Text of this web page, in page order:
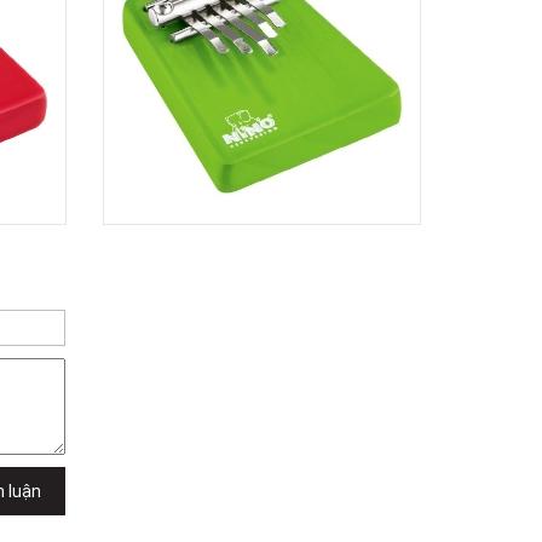
Gian hàng G9-10 TTTM Discovery
Complex, số 302 Cầu Giấy, Phường
Cầu Giấy, Hà Nội , Cầu Giấy , Hà Nội
Việt Thương Music - 289 Vành Đai
Trong
289 Vành Đai Trong, Phường An Lạc,
TPHCM, Quận Bình Tân, Hồ Chí Minh
Việt Thương Music - 94 Láng Hạ
Đống Đa, Hà Nội
luận